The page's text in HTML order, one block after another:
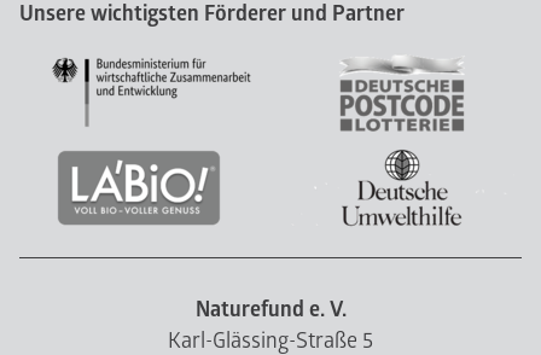
Unsere wichtigsten Förderer und Partner
Naturefund e. V.
Karl-Glässing-Straße 5